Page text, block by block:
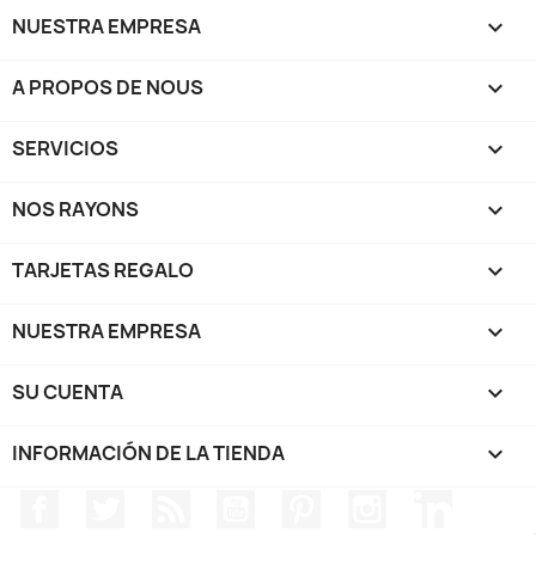
NUESTRA EMPRESA 
A PROPOS DE NOUS 
SERVICIOS 
NOS RAYONS 
TARJETAS REGALO 
NUESTRA EMPRESA 
SU CUENTA 
INFORMACIÓN DE LA TIENDA keyboard_arrow_down